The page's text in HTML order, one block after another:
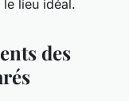
lieu idéal.
des